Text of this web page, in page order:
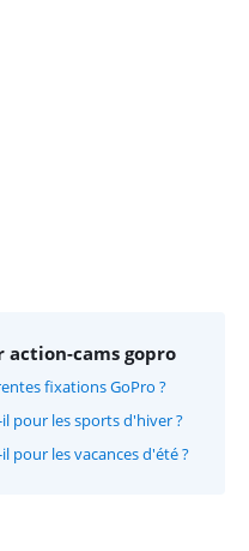
action-cams gopro
fixations GoPro ?
pour les sports d'hiver ?
pour les vacances d'été ?